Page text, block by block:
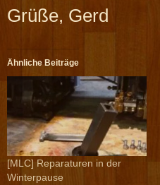
Grüße, Gerd
Ähnliche Beiträge
[MLC] Reparaturen in der
Winterpause